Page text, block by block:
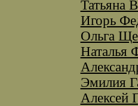
Татьяна
Игорь
Ольга
Наталья
Эмилия
Алексей